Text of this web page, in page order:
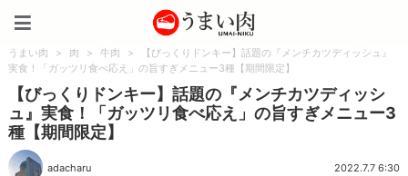
うまい肉 > 肉 > 牛肉 >
【びっくりドンキー】話題の『メンチカツディッシュ』
実食！「ガッツリ食べ応え」の旨すぎメニュー3種【期間限定】
【びっくりドンキー】話題の『メンチカツディッシ
ュ』実食！「ガッツリ食べ応え」の旨すぎメニュー3
種【期間限定】
adacharu 2022.7.7 6:30